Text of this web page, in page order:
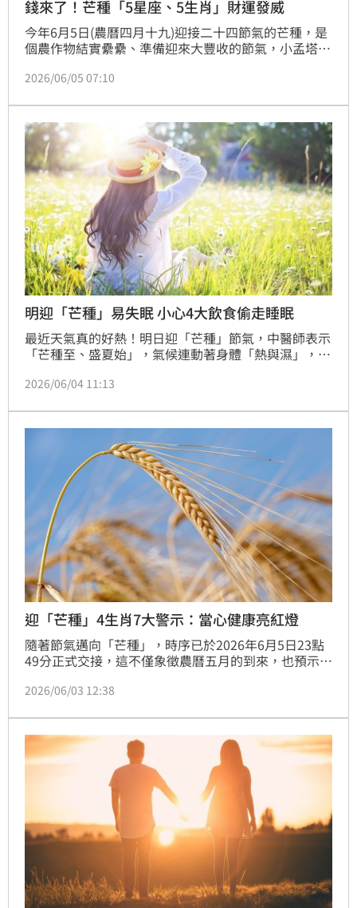
錢來了！芒種「5星座、5生肖」財運發威
今年6月5日(農曆四月十九)迎接二十四節氣的芒種，是
個農作物結實纍纍、準備迎來大豐收的節氣，小孟塔羅
旺，另外大樂透頭獎上看1.8億，不妨買彩券試手氣。
2026/06/05 07:10
明迎「芒種」易失眠 小心4大飲食偷走睡眠
最近天氣真的好熱！明日迎「芒種」節氣，中醫師表示
「芒種至、盛夏始」，氣候連動著身體「熱與濕」，不
分」與「助濕」特性，反倒容易埋下夏日健康的隱憂；
難眠，若想一夜好眠，睡前應嚴格避免咖啡因、甜食等
四大類食物。（記者：簡浩正）
2026/06/04 11:13
迎「芒種」4生肖7大警示：當心健康亮紅燈
隨著節氣邁向「芒種」，時序已於2026年6月5日23點
49分正式交接，這不僅象徵農曆五月的到來，也預示著
之名源於麥類作物成熟收割的農忙景象，與民眾誤以為
候容易影響心理狀態，導致情緒起伏或憂鬱。
2026/06/03 12:38